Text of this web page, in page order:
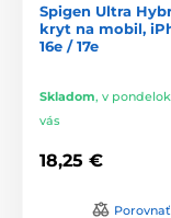
Spigen Ultra
kryt na mobil,
16e / 17e
Skladom, v pondelok
vás
18,25 €
Porovnať